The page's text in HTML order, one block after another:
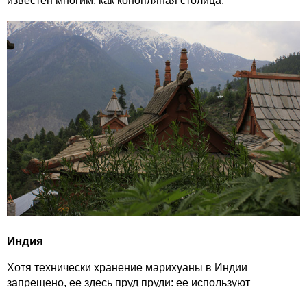
Индия
Хотя технически хранение марихуаны в Индии
запрещено, ее здесь пруд пруди: ее используют